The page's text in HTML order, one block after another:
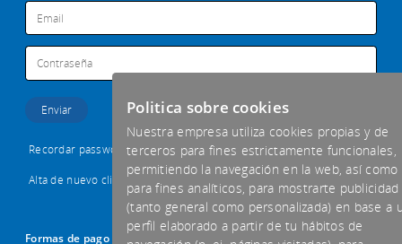
Recordar password
Alta de nuevo cliente
Formas de pago aceptadas
Politica sobre cookies
Nuestra empresa utiliza cookies propias y de
terceros para fines estrictamente funcionales,
permitiendo la navegación en la web, así como
para fines analíticos, para mostrarte publicidad
(tanto general como personalizada) en base a
perfil elaborado a partir de tu hábitos de